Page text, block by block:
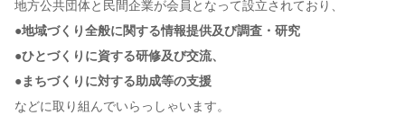
地方公共団体と民間企業が会員となって設立されており、
●地域づくり全般に関する情報提供及び調査・研究
●ひとづくりに資する研修及び交流、
●まちづくりに対する助成等の支援
などに取り組んでいらっしゃいます。